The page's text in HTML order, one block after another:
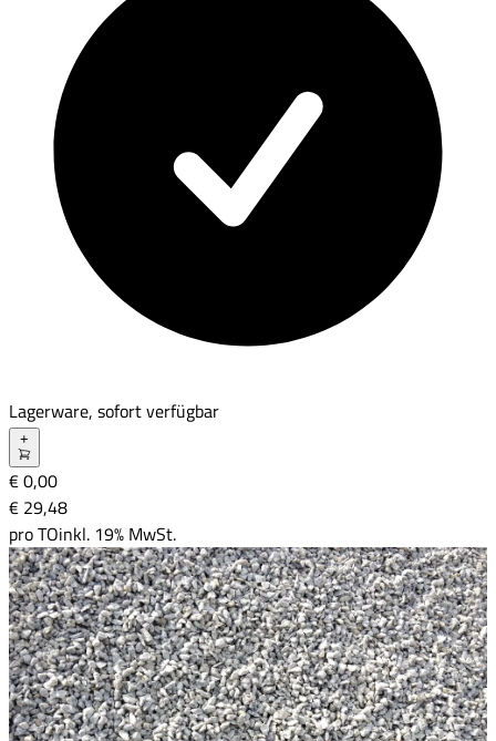
Lagerware, sofort verfügbar
€ 0,00
€ 29,48
proTOinkl. 19% MwSt.